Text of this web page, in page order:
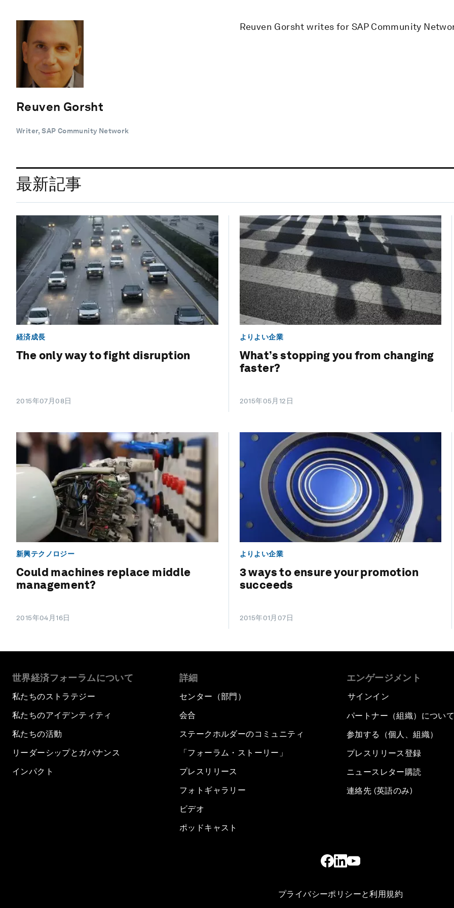
Reuven Gorsht
Writer, SAP Community Network
Reuven Gorsht writes for SAP Community
最新記事
経済成長
The only way to fight disruption
2015年07月08日
よりよい企業
What’s stopping you from changing
faster?
2015年05月12日
新興テクノロジー
Could machines replace middle
management?
2015年04月16日
よりよい企業
3 ways to ensure your promotion
succeeds
2015年01月07日
世界経済フォーラムについて
私たちのストラテジー
私たちのアイデンティティ
私たちの活動
リーダーシップとガバナンス
インパクト
詳細
センター（部門）
会合
ステークホルダーのコミュニティ
「フォーラム・ストーリー」
プレスリリース
フォトギャラリー
ビデオ
ポッドキャスト
エンゲージメント
サインイン
パートナー（組織）につい
参加する（個人、組織）
プレスリリース登録
ニュースレター購読
連絡先 (英語のみ)
プライバシーポリシーと利用規約